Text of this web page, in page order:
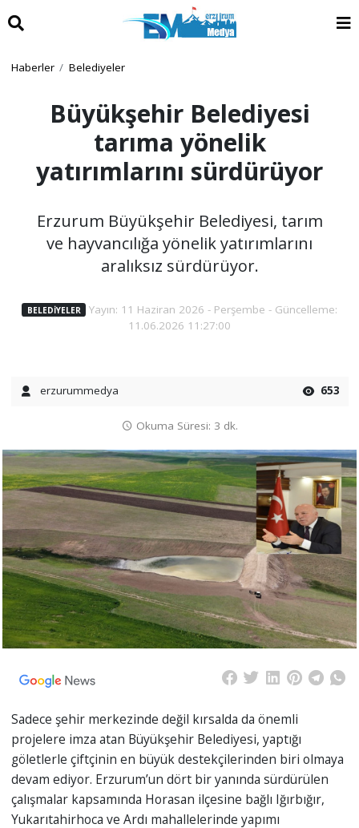
Haberler Belediyeler
Büyükşehir Belediyesi
tarıma yönelik
yatırımlarını sürdürüyor
Erzurum Büyükşehir Belediyesi, tarım
ve hayvancılığa yönelik yatırımlarını
aralıksız sürdürüyor.
BELEDIYELER
Yayın: 11 Haziran 2026 - Perşembe - Güncelleme:
11.06.2026 11:27:00
erzurummedya 653
Okuma Süresi: 3 dk.
Sadece şehir merkezinde değil kırsalda da önemli
projelere imza atan Büyükşehir Belediyesi, yaptığı
göletlerle çiftçinin en büyük destekçilerinden biri olmaya
devam ediyor. Erzurum’un dört bir yanında sürdürülen
çalışmalar kapsamında Horasan ilçesine bağlı Iğırbığır,
Yukarıtahirhoca ve Ardı mahallelerinde yapımı